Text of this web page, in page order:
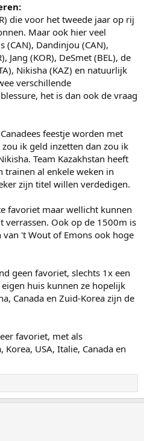
die voor het tweede jaar op rij
Maar ook hier veel
(CAN), Dandinjou (CAN),
Jang (KOR), DeSmet (BEL), de
Nikisha (KAZ) en natuurlijk
verschillende
het is dan ook de vraag
feestje worden met
ik geld inzetten dan zou ik
Team Kazakhstan heeft
trainen al enkele weken in
zijn titel willen verdedigen.
favoriet maar wellicht kunnen
verrassen. Ook op de 1500m is
't Wout of Emons ook hoge
geen favoriet, slechts 1x een
huis kunnen ze hopelijk
Canada en Zuid-Korea zijn de
favoriet, met als
USA, Italie, Canada en